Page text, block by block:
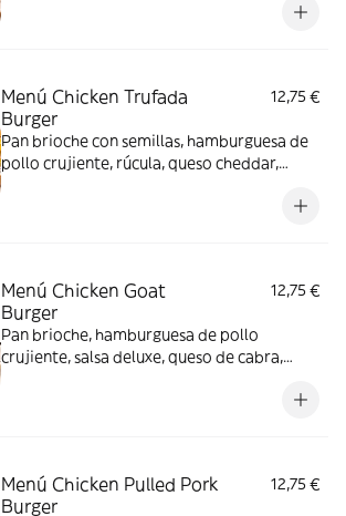
salsa deluxe y pepinillo. Acompañado de
Menú Chicken Trufada
Burger
12,75 €
Pan brioche con semillas, hamburguesa de
pollo crujiente, rúcula, queso cheddar,
Menú Chicken Goat
Burger
12,75 €
Pan brioche, hamburguesa de pollo
crujiente, salsa deluxe, queso de cabra,
Acompañado de complemento y bebida
Menú Chicken Pulled Pork
Burger
12,75 €